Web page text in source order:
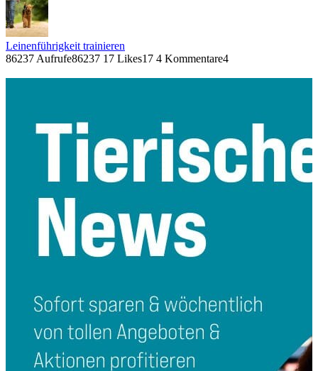
Leinenführigkeit trainieren
86237 Aufrufe86237 17 Likes17 4 Kommentare4